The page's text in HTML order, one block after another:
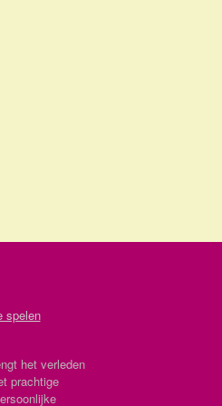
het verleden
prachtige